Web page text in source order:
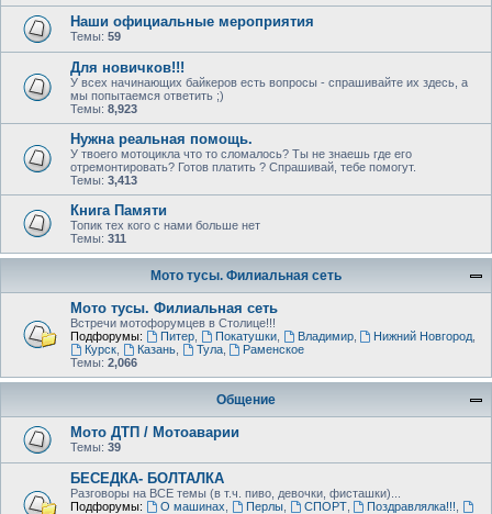
Наши официальные мероприятия
Темы: 59
Для новичков!!!
У всех начинающих байкеров есть вопросы - спрашивайте их здесь, а
мы попытаемся ответить ;)
Темы: 8,923
Нужна реальная помощь.
У твоего мотоцикла что то сломалось? Ты не знаешь где его
отремонтировать? Готов платить ? Спрашивай, тебе помогут.
Темы: 3,413
Книга Памяти
Топик тех кого с нами больше нет
Темы: 311
Мото тусы. Филиальная сеть
Мото тусы. Филиальная сеть
Встречи мотофорумцев в Столице!!!
Подфорумы:
Питер, Покатушки, Владимир, Нижний Новгород
Курск, Казань, Тула,
Раменское
Темы: 2,066
Общение
Мото ДТП / Мотоаварии
Темы: 39
БЕСЕДКА- БОЛТАЛКА
Разговоры на ВСЕ темы (в т.ч. пиво, девочки, фисташки)...
Подфорумы:
О машинах Перлы, СПОРТ, Поздравлялка!!!